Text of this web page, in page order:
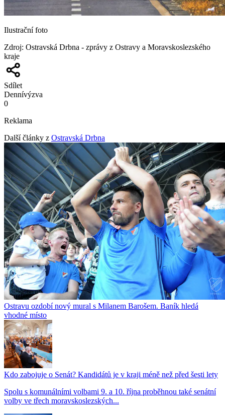
Ilustrační foto
Zdroj: Ostravská Drbna - zprávy z Ostravy a Moravskoslezského
kraje
Sdílet
Dennívýzva
0
Reklama
Další články z Ostravská Drbna
Ostravu ozdobí nový mural s Milanem Barošem. Baník hledá
vhodné místo
Kdo zabojuje o Senát? Kandidátů je v kraji méně než před šesti lety
Spolu s komunálními volbami 9. a 10. října proběhnou také senátní
volby ve třech moravskoslezských...